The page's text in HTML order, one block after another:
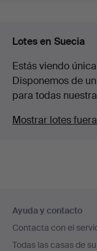
Lotes en Suecia
Estás viendo
Disponemos de
para todas
Mostrar lotes
en
el
Ayuda y contacto
Contacta con el
Todas las casas de